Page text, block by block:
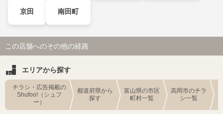
京田 南田町
この店舗へのその他の経路
エリアから探す
チラシ・広告掲載の
Shufoo!（シュフ
ー）
都道府県から
探す
富山県の市区
町村一覧
高岡市のチラ
シ一覧